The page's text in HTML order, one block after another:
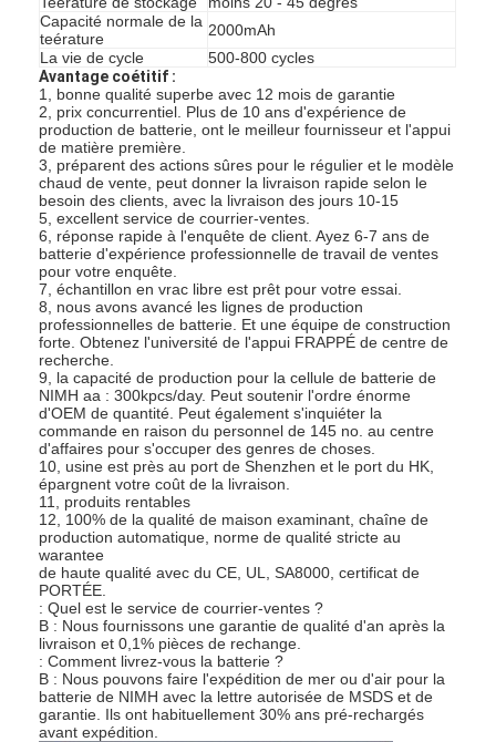
Maison
Produits
Au sujet de nous
Visite d'usine
Contrôle de qualité
Contactez-nous
Nouvelles
Discuter Maintenant
Capacité normale de la
teérature
2000mAh
La vie de cycle
500-800 cycles
Avantage coétitif :
1, bonne qualité superbe avec 12 mois de garantie
2, prix concurrentiel. Plus de 10 ans d'expérience de
production de batterie, ont le meilleur fournisseur et l'appui
de matière première.
3, préparent des actions sûres pour le régulier et le modèle
chaud de vente, peut donner la livraison rapide selon le
besoin des clients, avec la livraison des jours 10-15
5, excellent service de courrier-ventes.
6, réponse rapide à l'enquête de client. Ayez 6-7 ans de
batterie d'expérience professionnelle de travail de ventes
pour votre enquête.
7, échantillon en vrac libre est prêt pour votre essai.
8, nous avons avancé les lignes de production
professionnelles de batterie. Et une équipe de construction
forte. Obtenez l'université de l'appui FRAPPÉ de centre de
recherche.
9, la capacité de production pour la cellule de batterie de
NIMH aa : 300kpcs/day. Peut soutenir l'ordre énorme
d'OEM de quantité. Peut également s'inquiéter la
commande en raison du personnel de 145 no. au centre
d'affaires pour s'occuper des genres de choses.
10, usine est près au port de Shenzhen et le port du HK,
épargnent votre coût de la livraison.
11, produits rentables
12, 100% de la qualité de maison examinant, chaîne de
production automatique, norme de qualité stricte au
warantee
de haute qualité avec du CE, UL, SA8000, certificat de
PORTÉE.
: Quel est le service de courrier-ventes ?
B : Nous fournissons une garantie de qualité d'an après la
livraison et 0,1% pièces de rechange.
: Comment livrez-vous la batterie ?
B : Nous pouvons faire l'expédition de mer ou d'air pour la
batterie de NIMH avec la lettre autorisée de MSDS et de
garantie. Ils ont habituellement 30% ans pré-rechargés
avant expédition.